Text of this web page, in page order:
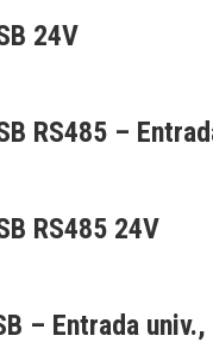
24V
RS485 –
RS485 24V
– Entrada